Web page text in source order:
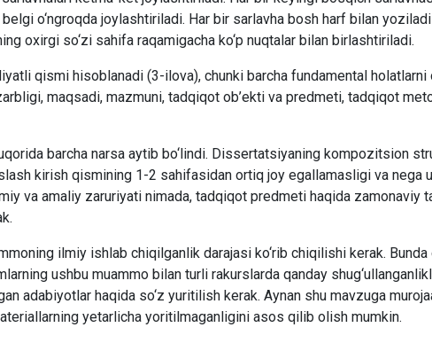
o‘ngroqda joylashtiriladi. Har bir sarlavha bosh harf bilan
oxirgi so‘zi sahifa raqamigacha ko‘p nuqtalar bilan birlashtiriladi.
qismi hisoblanadi (3-ilova), chunki barcha fundamental holatlarni
maqsadi, mazmuni, tadqiqot ob’ekti va predmeti, tadqiqot
barcha narsa aytib bo‘lindi. Dissertatsiyaning kompozitsion
kirish qismining 1-2 sahifasidan ortiq joy egallamasligi va nega
va amaliy zaruriyati nimada, tadqiqot predmeti haqida zamonaviy
ilmiy ishlab chiqilganlik darajasi ko‘rib chiqilishi kerak. Bunda
ushbu muammo bilan turli rakurslarda qanday
adabiyotlar haqida so‘z yuritilish kerak. Aynan shu mavzuga
yetarlicha yoritilmaganligini asos qilib olish mumkin.